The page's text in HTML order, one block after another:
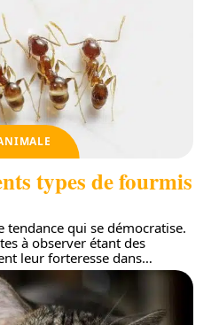
types de fourmis
tendance qui se démocratise.
à observer étant des
leur forteresse dans…